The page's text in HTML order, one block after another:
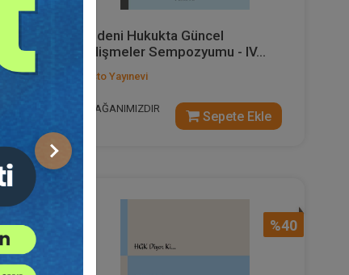
Sonraki
Medeni Hukukta Güncel
Gelişmeler Sempozyumu - IV...
Aristo Yayınevi
ARMAĞANIMIZDIR
Sepete Ekle
%40 %40